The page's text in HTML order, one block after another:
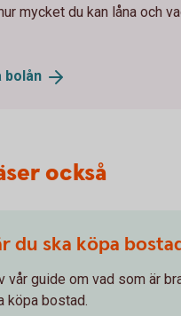
mycket du kan låna och
bolån
också
du ska köpa
vår guide om vad som är
köpa bostad.